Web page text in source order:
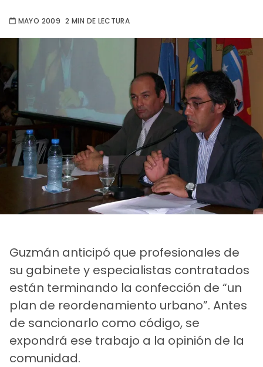
MAYO 2009 2 MIN DE LECTURA
Guzmán anticipó que profesionales de
su gabinete y especialistas contratados
están terminando la confección de “un
plan de reordenamiento urbano”. Antes
de sancionarlo como código, se
expondrá ese trabajo a la opinión de la
comunidad.